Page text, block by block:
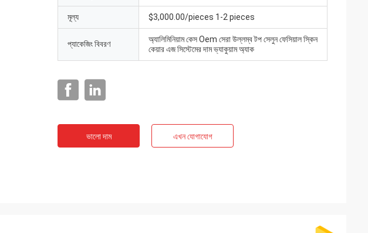
মূল্য $3,000.00/pieces 1-2 pieces
প্যাকেজিং বিবরণ
অ্যালিমিনিয়াম কেস Oem সেরা উল্লম্ব টপ সেলুন ফেসিয়াল স্কিন
কেয়ার এজ সিস্টেমের দাম ভ্যাকুয়াম অ্যাক
ভালো দাম এখন যোগাযোগ